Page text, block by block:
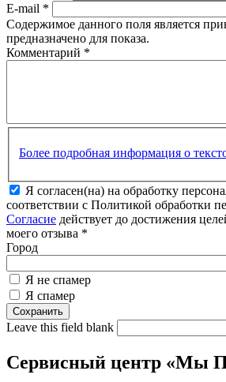
E-mail *
Содержимое данного поля является
предназначено для показа.
Комментарий *
Более подробная информация о
Я согласен(на) на обработку
соответствии с Политикой обработки
Согласие действует до достижения
моего отзыва *
Город
Я не спамер
Я спамер
Leave this field blank
Сервисный центр «Мы